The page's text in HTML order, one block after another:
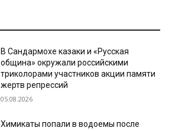
В Сандармохе казаки и «Русская
община» окружали российскими
триколорами участников акции памяти
жертв репрессий
05.08.2026
Химикаты попали в водоемы после